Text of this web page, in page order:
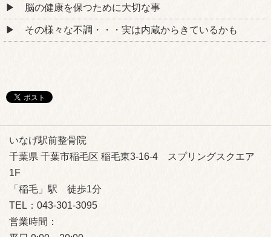
脳の健康を保つために大切な事
その様々な不調・・・実は内蔵からきているかも
いなげ駅前整骨院
千葉県 千葉市稲毛区 稲毛東3-16-4 スプリングスクエア
1F
「稲毛」駅 徒歩1分
TEL：043-301-3095
営業時間：